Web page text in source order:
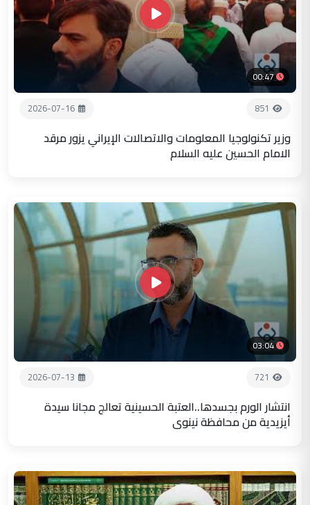
00:47
851
2026-07-16
وزير تكنولوجيا المعلومات والاتصالات الإيراني يزور مرقد
الامام الحسين عليه السلام
03:04
721
2026-07-13
انتشار الورم بجسدها..العتبة الحسينية تعالج مجانا سيدة
أيزيدية من محافظة نينوى